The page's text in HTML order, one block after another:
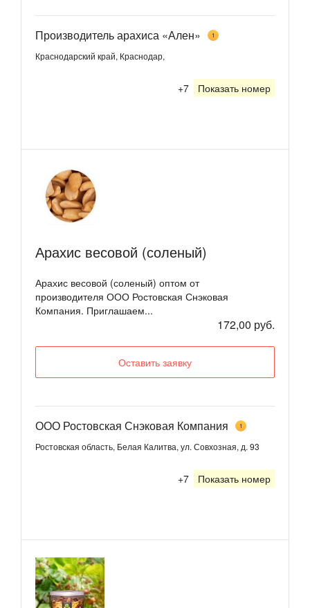
Производитель арахиса «Ален» 1
Краснодарский край, Краснодар,
+7 Показать номер
Арахис весовой (соленый)
Арахис весовой (соленый) оптом от
производителя ООО Ростовская Снэковая
Компания. Приглашаем...
172,00 руб.
Оставить заявку
ООО Ростовская Снэковая Компания 1
Ростовская область, Белая Калитва, ул. Совхозная, д. 93
+7 Показать номер